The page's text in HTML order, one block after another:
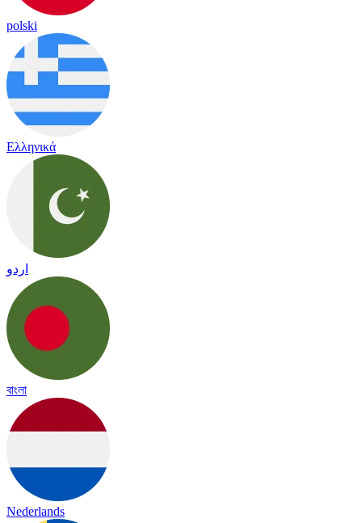
polski
Ελληνικά
اردو
বাংলা
Nederlands